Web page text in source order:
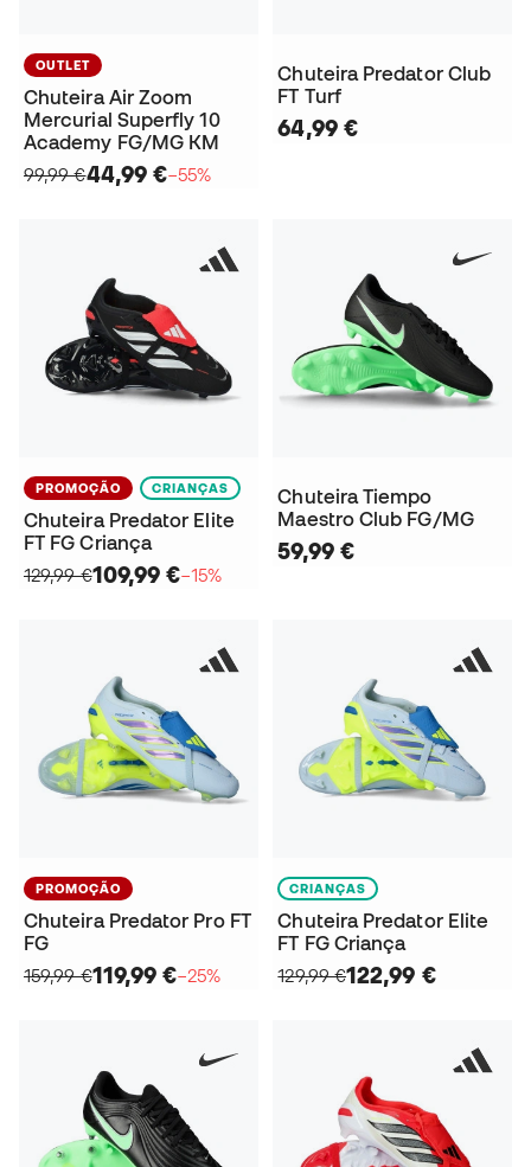
OUTLET
Chuteira Air Zoom
Mercurial Superfly 10
Academy FG/MG KM
99,99 €44,99 €−55%
Chuteira Predator Club
FT Turf
64,99 €
PROMOÇÃO CRIANÇAS
Chuteira Predator Elite
FT FG Criança
129,99 €109,99 €−15%
Chuteira Tiempo
Maestro Club FG/MG
59,99 €
PROMOÇÃO
Chuteira Predator Pro FT
FG
159,99 €119,99 €−25%
CRIANÇAS
Chuteira Predator Elite
FT FG Criança
129,99 €122,99 €